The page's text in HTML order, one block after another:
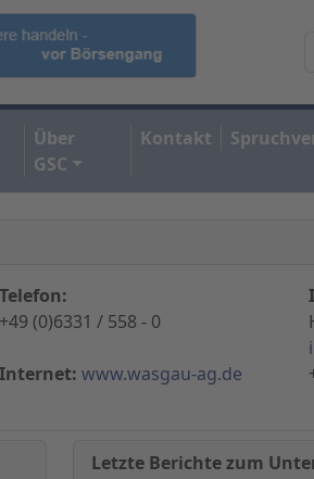
Über
GSC
Kontakt
Telefon:
+49 (0)6331 / 558 - 0
Internet: www.wasgau-ag.de
Letzte Berichte zum